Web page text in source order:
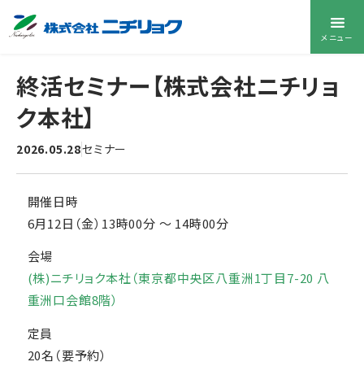
メニュー
終活セミナー【株式会社ニチリョ
ク本社】
2026.05.28セミナー
開催日時
6月12日（金）13時00分 〜 14時00分
会場
(株)ニチリョク本社（東京都中央区八重洲1丁目7-20 八
重洲口会館8階）
定員
20名（要予約）